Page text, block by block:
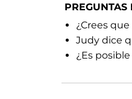
PREGUNTAS
¿Crees
Judy dice
¿Es